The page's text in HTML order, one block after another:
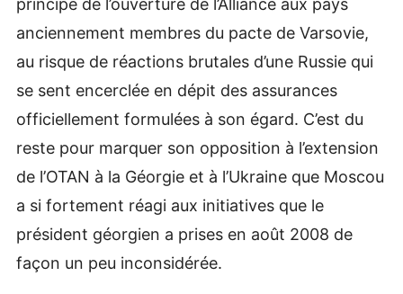
principe de l’ouverture de l’Alliance aux pays
anciennement membres du pacte de Varsovie,
au risque de réactions brutales d’une Russie qui
se sent encerclée en dépit des assurances
officiellement formulées à son égard. C’est du
reste pour marquer son opposition à l’extension
de l’OTAN à la Géorgie et à l’Ukraine que Moscou
a si fortement réagi aux initiatives que le
président géorgien a prises en août 2008 de
façon un peu inconsidérée.